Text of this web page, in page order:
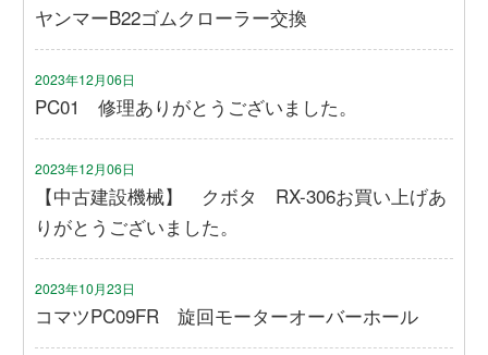
ヤンマーB22ゴムクローラー交換
2023年12月06日
PC01 修理ありがとうございました。
2023年12月06日
【中古建設機械】 クボタ RX-306お買い上げあ
りがとうございました。
2023年10月23日
コマツPC09FR 旋回モーターオーバーホール